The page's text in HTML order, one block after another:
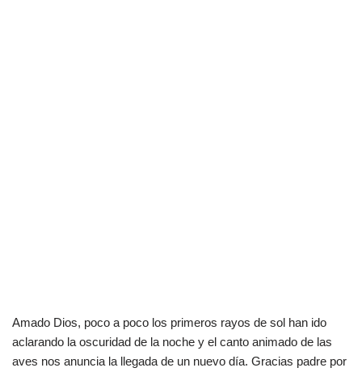
Amado Dios, poco a poco los primeros rayos de sol han ido
aclarando la oscuridad de la noche y el canto animado de las
aves nos anuncia la llegada de un nuevo día. Gracias padre por